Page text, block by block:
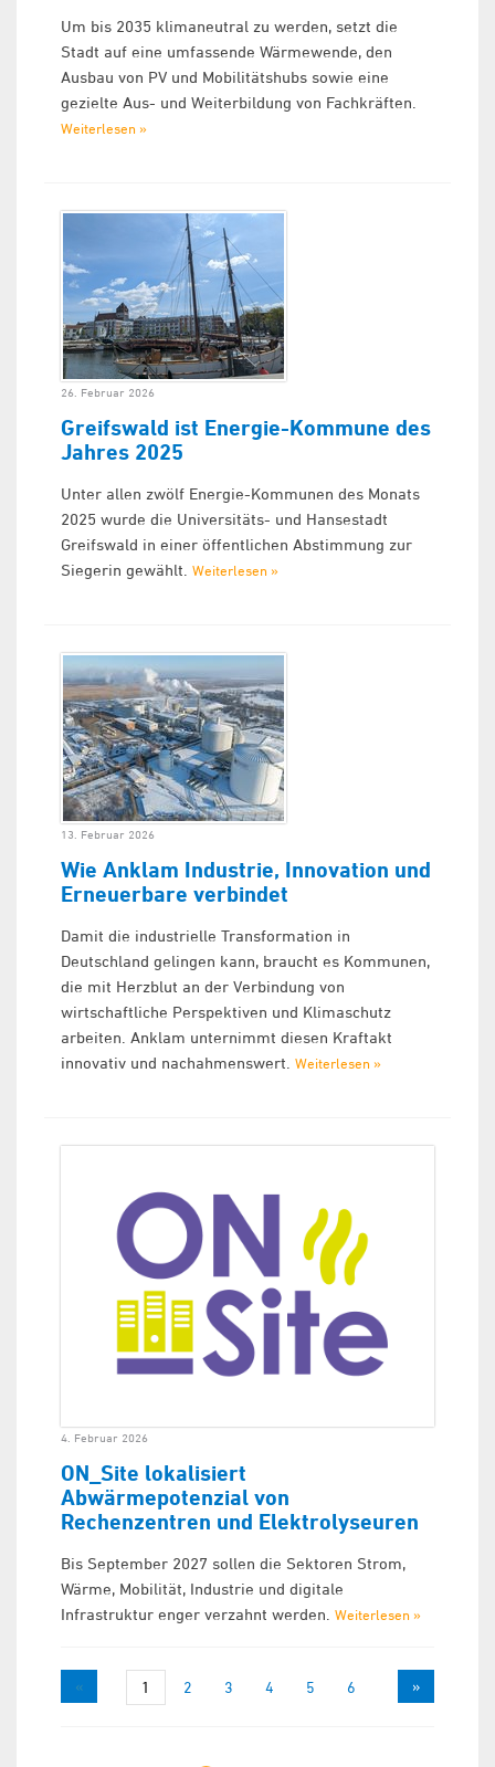
Um bis 2035 klimaneutral zu werden, setzt die
Stadt auf eine umfassende Wärmewende, den
Ausbau von PV und Mobilitätshubs sowie eine
gezielte Aus- und Weiterbildung von Fachkräften.
Weiterlesen »
26. Februar 2026
Greifswald ist Energie-Kommune des
Jahres 2025
Unter allen zwölf Energie-Kommunen des Monats
2025 wurde die Universitäts- und Hansestadt
Greifswald in einer öffentlichen Abstimmung zur
Siegerin gewählt. Weiterlesen »
13. Februar 2026
Wie Anklam Industrie, Innovation und
Erneuerbare verbindet
Damit die industrielle Transformation in
Deutschland gelingen kann, braucht es Kommunen,
die mit Herzblut an der Verbindung von
wirtschaftliche Perspektiven und Klimaschutz
arbeiten. Anklam unternimmt diesen Kraftakt
innovativ und nachahmenswert. Weiterlesen »
4. Februar 2026
ON_Site lokalisiert
Abwärmepotenzial von
Rechenzentren und Elektrolyseuren
Bis September 2027 sollen die Sektoren Strom,
Wärme, Mobilität, Industrie und digitale
Infrastruktur enger verzahnt werden. Weiterlesen »
« 1 2 3 4 5 6 »